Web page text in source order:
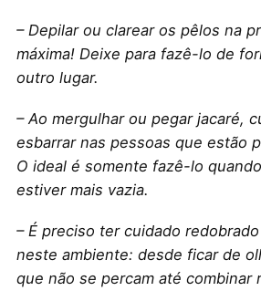
– Depilar ou clarear os pêlos na
máxima! Deixe para fazê-lo de
outro lugar.
– Ao mergulhar ou pegar jacaré,
esbarrar nas pessoas que estão
O ideal é somente fazê-lo
estiver mais vazia.
– É preciso ter cuidado
neste ambiente: desde ficar de
que não se percam até combinar